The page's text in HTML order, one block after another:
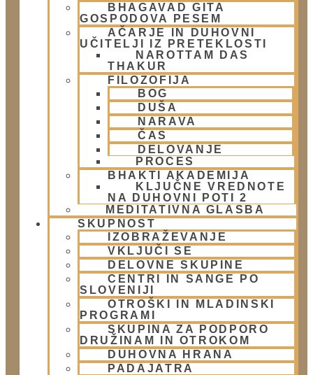
BHAGAVAD GITA
GOSPODOVA PESEM
AČARJE IN DUHOVNI
UČITELJI IZ PRETEKLOSTI
NAROTTAM DAS
THAKUR
FILOZOFIJA
BOG
DUŠA
NARAVA
ČAS
DELOVANJE
PROCES
BHAKTI AKADEMIJA
KLJUČNE VREDNOTE
NA DUHOVNI POTI 2
MEDITATIVNA GLASBA
SKUPNOST
IZOBRAŽEVANJE
VKLJUČI SE
DELOVNE SKUPINE
CENTRI IN SANGE PO
SLOVENIJI
OTROŠKI IN MLADINSKI
PROGRAMI
SKUPINA ZA PODPORO
DRUŽINAM IN OTROKOM
DUHOVNA HRANA
PADAJATRA
Trgovina Atmarama
E-Mail:
info@harekrisna.net